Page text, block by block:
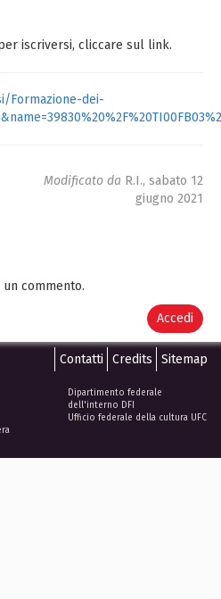
iscriversi, cliccare sul link.
Formazione-dei-
Modificato da R.I., sabato 12
giugno 2021
commento.
Accedi
Contatti Credits Sitemap
Dipartimento federale
dell'interno DFI
Ufficio federale della cultura UFC